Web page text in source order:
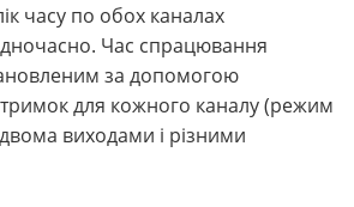
часу по обох каналах
Час спрацювання
за допомогою
для кожного каналу (режим
виходами і різними